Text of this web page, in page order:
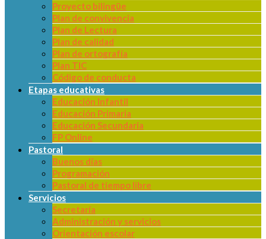
Proyecto bilingüe
Plan de convivencia
Plan de Lectura
Plan de calidad
Plan de ortografía
Plan TIC
Código de conducta
Etapas educativas
Educación Infantil
Educación Primaria
Educación Secundaria
FP Online
Pastoral
Buenos días
Programación
Pastoral de tiempo libre
Servicios
Secretaría
Administración y servicios
Orientación escolar